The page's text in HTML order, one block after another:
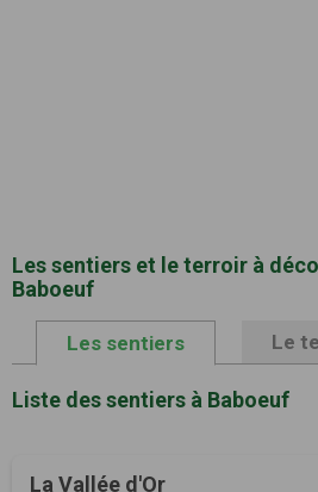
Les sentiers et le terroir à
Baboeuf
Les sentiers Le
Liste des sentiers à Baboeuf
La Vallée d'Or